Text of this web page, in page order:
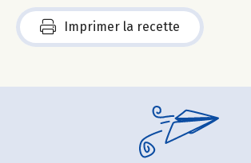
Imprimer la recette